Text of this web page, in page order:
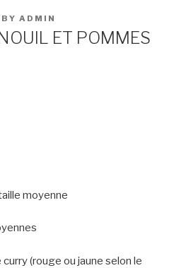
BY ADMIN
ET POMMES
moyenne
(rouge ou jaune selon le